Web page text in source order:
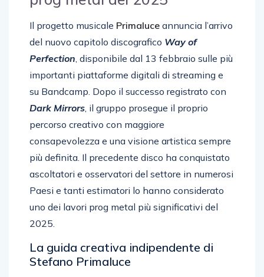
Il progetto musicale Primaluce annuncia l’arrivo
del nuovo capitolo discografico Way of
Perfection, disponibile dal 13 febbraio sulle più
importanti piattaforme digitali di streaming e
su Bandcamp. Dopo il successo registrato con
Dark Mirrors, il gruppo prosegue il proprio
percorso creativo con maggiore
consapevolezza e una visione artistica sempre
più definita. Il precedente disco ha conquistato
ascoltatori e osservatori del settore in numerosi
Paesi e tanti estimatori lo hanno considerato
uno dei lavori prog metal più significativi del
2025.
La guida creativa indipendente di
Stefano Primaluce